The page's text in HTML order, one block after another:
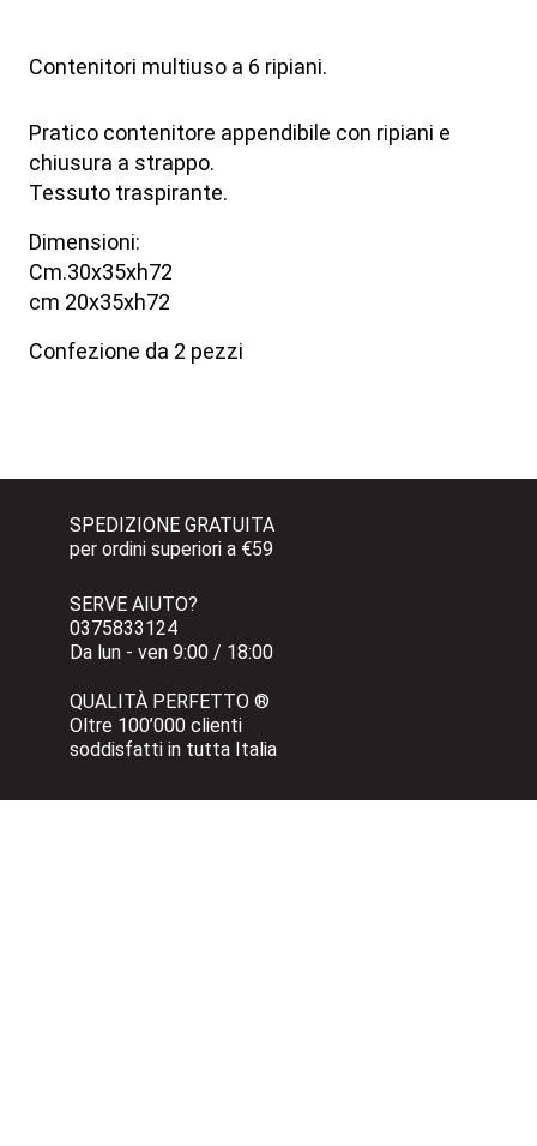
Contenitori multiuso a 6 ripiani.
Pratico contenitore appendibile con ripiani e
chiusura a strappo.
Tessuto traspirante.
Dimensioni:
Cm.30x35xh72
cm 20x35xh72
Confezione da 2 pezzi
SPEDIZIONE GRATUITA
per ordini superiori a €59
SERVE AIUTO?
0375833124
Da lun - ven 9:00 / 18:00
QUALITÀ PERFETTO ®
Oltre 100’000 clienti
soddisfatti in tutta Italia